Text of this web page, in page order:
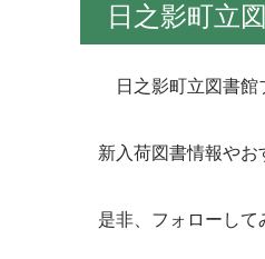
日之影町立
日之影町立図書館
新入荷図書情報やお
是非、フォローして